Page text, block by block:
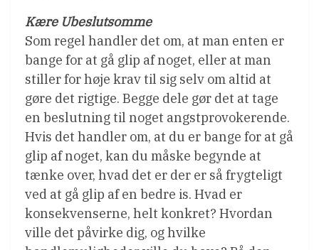
Kære Ubeslutsomme
Som regel handler det om, at man enten er
bange for at gå glip af noget, eller at man
stiller for høje krav til sig selv om altid at
gøre det rigtige. Begge dele gør det at tage
en beslutning til noget angstprovokerende.
Hvis det handler om, at du er bange for at gå
glip af noget, kan du måske begynde at
tænke over, hvad det er der er så frygteligt
ved at gå glip af en bedre is. Hvad er
konsekvenserne, helt konkret? Hvordan
ville det påvirke dig, og hvilke